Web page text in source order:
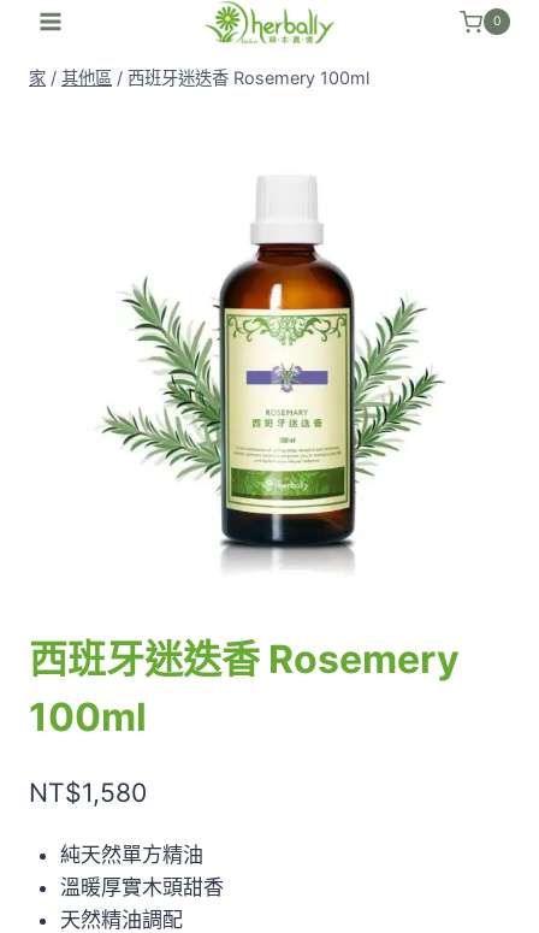
0
家 / 其他區 / 西班牙迷迭香 Rosemery 100ml
西班牙迷迭香 Rosemery
100ml
NT$1,580
純天然單方精油
溫暖厚實木頭甜香
天然精油調配